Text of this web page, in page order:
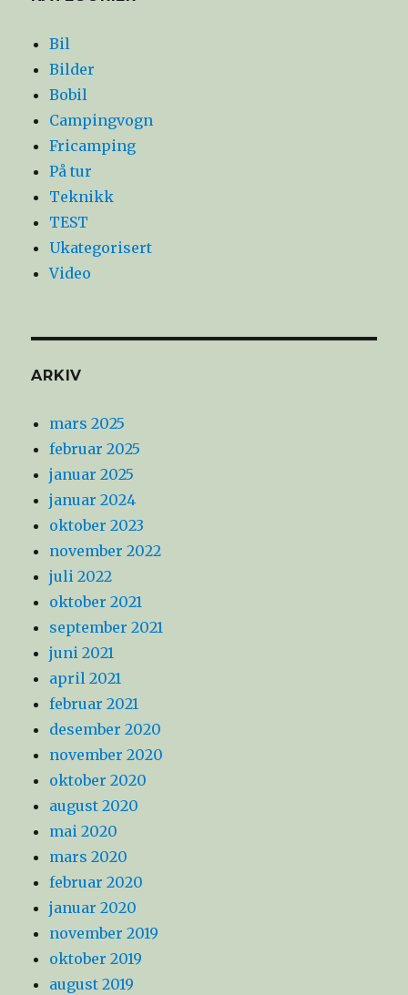
Bil
Bilder
Bobil
Campingvogn
Fricamping
På tur
Teknikk
TEST
Ukategorisert
Video
ARKIV
mars 2025
februar 2025
januar 2025
januar 2024
oktober 2023
november 2022
juli 2022
oktober 2021
september 2021
juni 2021
april 2021
februar 2021
desember 2020
november 2020
oktober 2020
august 2020
mai 2020
mars 2020
februar 2020
januar 2020
november 2019
oktober 2019
august 2019